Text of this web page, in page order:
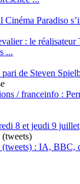
Cinéma Paradiso
: le réalisateur
...
pari de Steven
/ franceinfo :
8 et jeudi 9 juillet
: IA, BBC,